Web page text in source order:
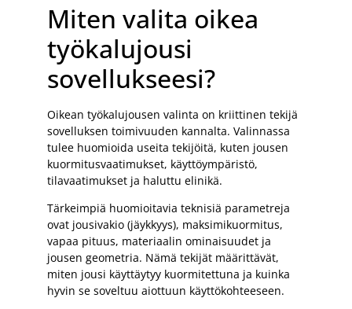
Miten valita oikea
työkalujousi
sovellukseesi?
Oikean työkalujousen valinta on kriittinen tekijä
sovelluksen toimivuuden kannalta. Valinnassa
tulee huomioida useita tekijöitä, kuten jousen
kuormitusvaatimukset, käyttöympäristö,
tilavaatimukset ja haluttu elinikä.
Tärkeimpiä huomioitavia teknisiä parametreja
ovat jousivakio (jäykkyys), maksimikuormitus,
vapaa pituus, materiaalin ominaisuudet ja
jousen geometria. Nämä tekijät määrittävät,
miten jousi käyttäytyy kuormitettuna ja kuinka
hyvin se soveltuu aiottuun käyttökohteeseen.